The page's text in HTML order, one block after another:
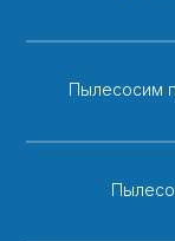
Пылесосим